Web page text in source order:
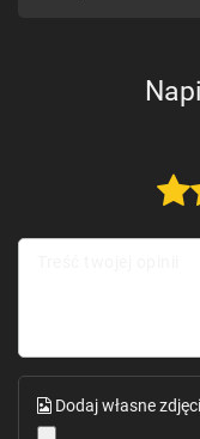
Dodaj własne